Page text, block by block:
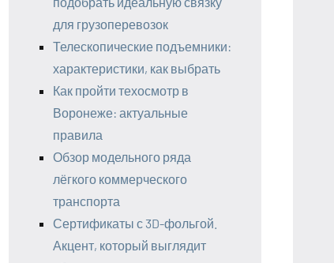
для грузоперевозок
Телескопические подъемники:
характеристики, как выбрать
Как пройти техосмотр в
Воронеже: актуальные
правила
Обзор модельного ряда
лёгкого коммерческого
транспорта
Сертификаты с 3D-фольгой.
Акцент, который выглядит